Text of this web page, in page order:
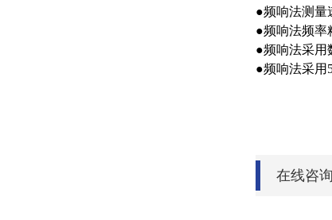
●频响法测量
●频响法频率
●频响法采用
●频响法采用
在线咨询